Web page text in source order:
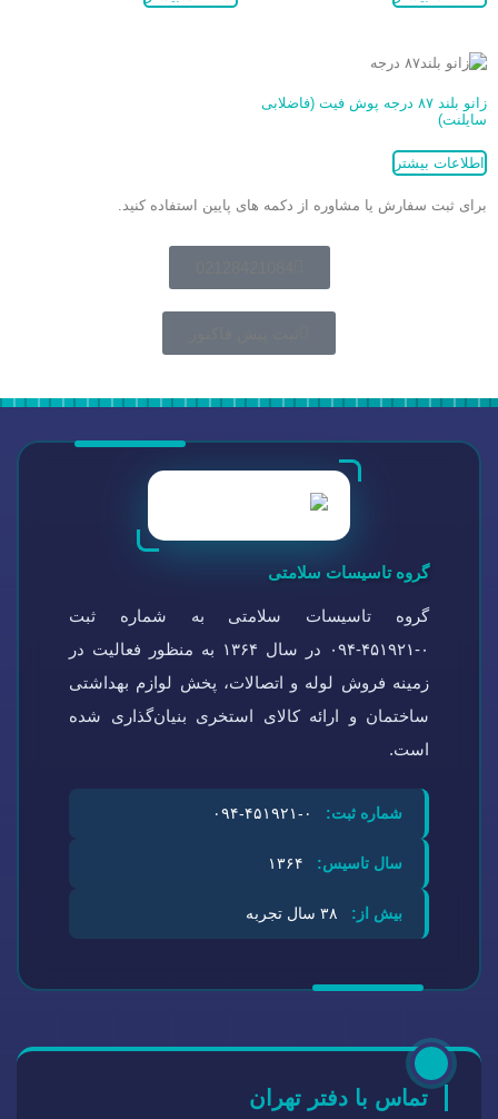
زانو بلند ۸۷ درجه پوش فیت (فاضلابی
سایلنت)
اطلاعات بیشتر
برای ثبت سفارش یا مشاوره از دکمه های پایین استفاده کنید.
گروه تاسیسات سلامتی
گروه تاسیسات سلامتی به شماره ثبت
۰-۴۵۱۹۲۱-۰۹۴ در سال ۱۳۶۴ به منظور فعالیت در
زمینه فروش لوله و اتصالات، پخش لوازم بهداشتی
ساختمان و ارائه کالای استخری بنیان‌گذاری شده
است.
شماره ثبت:
سال تاسیس:
بیش از:
تماس با دفتر تهران